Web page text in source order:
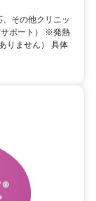
その他クリニッ
サポート） ※発熱
りません） 具体